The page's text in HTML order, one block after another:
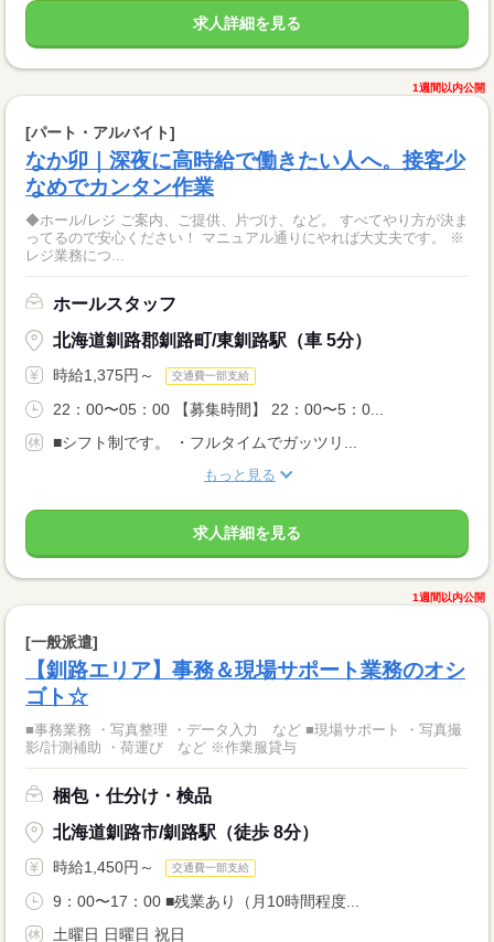
求人詳細を見る
1週間以内公開
[パート・アルバイト]
なか卯｜深夜に高時給で働きたい人へ。接客少
なめでカンタン作業
◆ホール/レジ ご案内、ご提供、片づけ、など。 すべてやり方が決ま
ってるので安心ください！ マニュアル通りにやれば大丈夫です。 ※
レジ業務につ...
ホールスタッフ
北海道釧路郡釧路町/東釧路駅（車 5分）
時給1,375円～ 交通費一部支給
22：00〜05：00 【募集時間】 22：00〜5：0...
■シフト制です。 ・フルタイムでガッツリ...
もっと見る
求人詳細を見る
1週間以内公開
[一般派遣]
【釧路エリア】事務＆現場サポート業務のオシ
ゴト☆
■事務業務 ・写真整理 ・データ入力 など ■現場サポート ・写真撮
影/計測補助 ・荷運び など ※作業服貸与
梱包・仕分け・検品
北海道釧路市/釧路駅（徒歩 8分）
時給1,450円～ 交通費一部支給
9：00〜17：00 ■残業あり（月10時間程度...
土曜日 日曜日 祝日